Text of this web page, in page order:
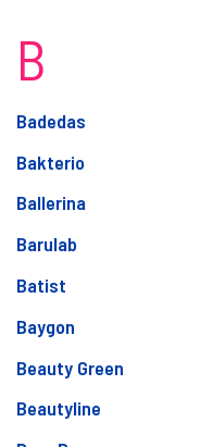
B
Badedas
Bakterio
Ballerina
Barulab
Batist
Baygon
Beauty Green
Beautyline